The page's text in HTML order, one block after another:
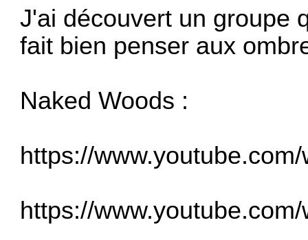
J'ai découvert un groupe
fait bien penser aux
Naked Woods :
https://
https://